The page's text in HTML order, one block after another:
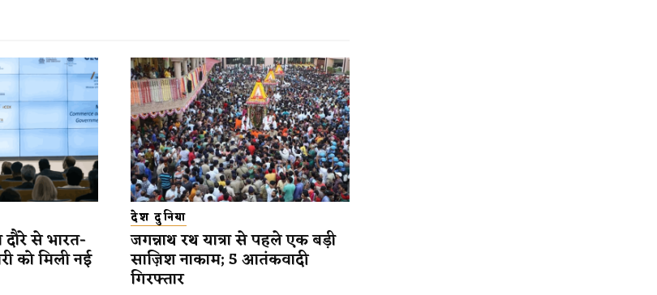
से भारत-
को मिली नई
देश दुनिया
जगन्नाथ रथ यात्रा से पहले एक बड़ी
साज़िश नाकाम; 5 आतंकवादी
गिरफ्तार